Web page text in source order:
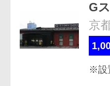
G
京
※設